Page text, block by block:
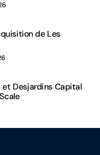
de Les
et Desjardins Capital